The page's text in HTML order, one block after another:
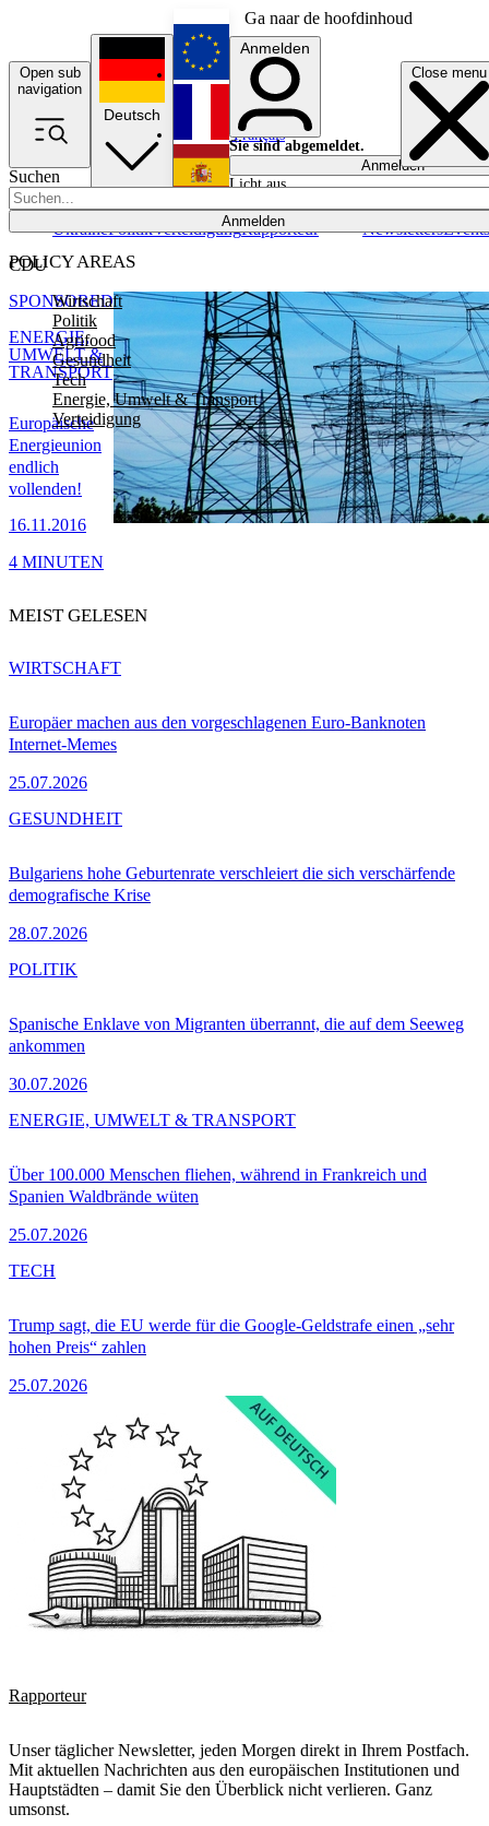
Ga naar de hoofdinhoud
Open sub
navigation
Close menu
Suchen
Anmelden
POLICY AREAS
Wirtschaft
Politik
Agrifood
Gesundheit
Tech
Energie, Umwelt & Transport
Verteidigung
UkrainePolitikVerteidigungRapporteur NewslettersEvents
Deutsch
English
Français
Anmelden
Sie sind abgemeldet.
Anmelden
Licht aus
CDU
Europäische
Energieunion
endlich
vollenden!
16.11.2016
SPONSORED
ENERGIE,
UMWELT &
TRANSPORT
4 MINUTEN
MEIST GELESEN
Europäer machen aus den vorgeschlagenen Euro-Banknoten
Internet-Memes
25.07.2026
WIRTSCHAFT
Bulgariens hohe Geburtenrate verschleiert die sich verschärfende
demografische Krise
28.07.2026
GESUNDHEIT
Spanische Enklave von Migranten überrannt, die auf dem Seeweg
ankommen
30.07.2026
POLITIK
Über 100.000 Menschen fliehen, während in Frankreich und
Spanien Waldbrände wüten
25.07.2026
ENERGIE, UMWELT & TRANSPORT
Trump sagt, die EU werde für die Google-Geldstrafe einen „sehr
hohen Preis“ zahlen
25.07.2026
TECH
Rapporteur
Unser täglicher Newsletter, jeden Morgen direkt in Ihrem Postfach.
Mit aktuellen Nachrichten aus den europäischen Institutionen und
Hauptstädten – damit Sie den Überblick nicht verlieren. Ganz
umsonst.